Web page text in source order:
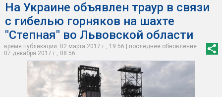
На Украине объявлен траур в связи
с гибелью горняков на шахте
"Степная" во Львовской области
время публикации: 02 марта 2017 г., 19:56 | последнее обновление:
07 декабря 2017 г., 08:56